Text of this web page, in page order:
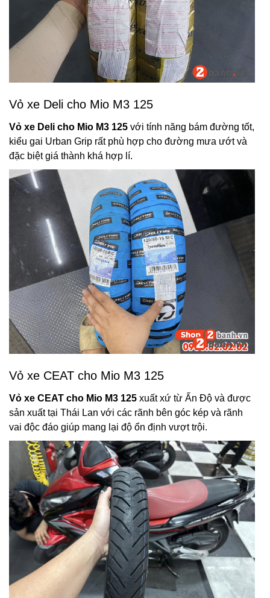
Vỏ xe Deli cho Mio M3 125
Vỏ xe Deli cho Mio M3 125 với tính năng bám đường tốt,
kiểu gai Urban Grip rất phù hợp cho đường mưa ướt và
đặc biệt giá thành khá hợp lí.
Vỏ xe CEAT cho Mio M3 125
Vỏ xe CEAT cho Mio M3 125 xuất xứ từ Ấn Độ và được
sản xuất tại Thái Lan với các rãnh bên góc kép và rãnh
vai độc đáo giúp mang lại độ ổn định vượt trội.